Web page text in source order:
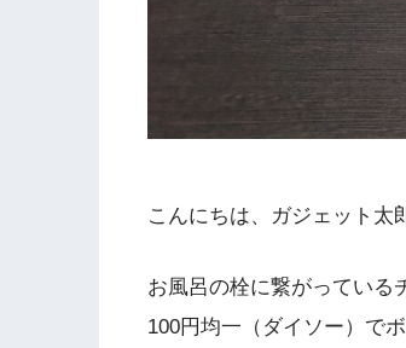
こんにちは、ガジェット太
お風呂の栓に繋がっている
100円均一（ダイソー）で